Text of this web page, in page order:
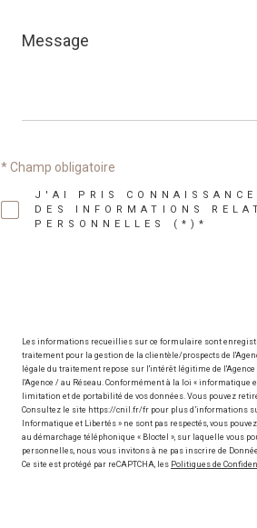
Message
*
J'AI PRIS
DES INFORMATIONS
PERSONNELLES (*)*
* Champ obligatoire
Les informations recueillies sur ce formulaire sont
traitement pour la gestion de la clientèle/prospects de
légale du traitement repose sur l'intérêt légitime de
l'Agence / au Réseau. Conformément à la loi « informatique
limitation et de portabilité de vos données. Vous pouvez
Consultez le site https://cnil.fr/fr pour plus d’informations
Informatique et Libertés » ne sont pas respectés, vous
au démarchage téléphonique « Bloctel », sur laquelle vous
personnelles, nous vous invitons à ne pas inscrire de
Ce site est protégé par reCAPTCHA, les Politiques de